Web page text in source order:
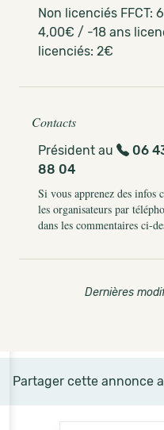
Non licenciés FFCT:
4,00€ / -18 ans
licenciés: 2€
Contacts
Président au 06
88 04
Si vous apprenez des infos
les organisateurs par
dans les commentaires ci-
Dernières
Partager cette annonce